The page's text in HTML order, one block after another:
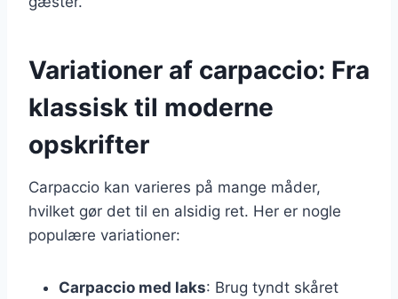
Variationer af carpaccio: Fra
klassisk til moderne
opskrifter
Carpaccio kan varieres på mange måder,
hvilket gør det til en alsidig ret. Her er nogle
populære variationer:
Carpaccio med laks: Brug tyndt skåret